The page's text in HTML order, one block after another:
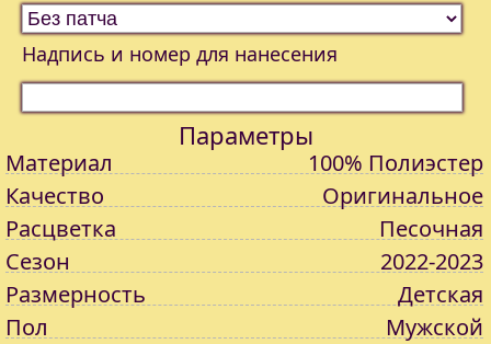
Надпись и номер для нанесения
Параметры
Материал
100% Полиэстер
Качество
Оригинальное
Расцветка
Песочная
Сезон
2022-2023
Размерность
Детская
Пол
Мужской